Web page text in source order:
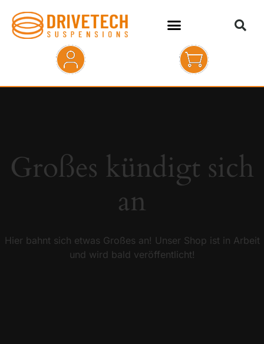
KONTAKT
Großes kündigt sich
an
Hier bahnt sich etwas Großes an! Unser Shop ist in Arbeit
und wird bald veröffentlicht!